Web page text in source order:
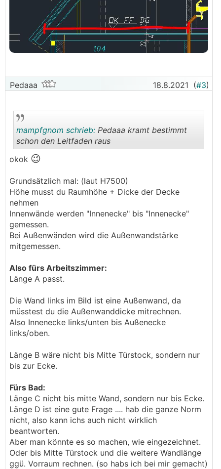
Pedaaa 18.8.2021 (#3)
mampfgnom schrieb: Pedaaa kramt bestimmt
schon den Leitfaden raus
okok 😉
Grundsätzlich mal: (laut H7500)
Höhe musst du Raumhöhe + Dicke der Decke
nehmen
Innenwände werden "Innenecke" bis "Innenecke"
gemessen.
Bei Außenwänden wird die Außenwandstärke
mitgemessen.
Also fürs Arbeitszimmer:
Länge A passt.
Die Wand links im Bild ist eine Außenwand, da
müsstest du die Außenwanddicke mitrechnen.
Also Innenecke links/unten bis Außenecke
links/oben.
Länge B wäre nicht bis Mitte Türstock, sondern nur
bis zur Ecke.
Fürs Bad:
Länge C nicht bis mitte Wand, sondern nur bis Ecke.
Länge D ist eine gute Frage .... hab die ganze Norm
nicht, also kann ichs auch nicht wirklich
beantworten.
Aber man könnte es so machen, wie eingezeichnet.
Oder bis Mitte Türstock und die weitere Wandlänge
ggü. Vorraum rechnen. (so habs ich bei mir gemacht)